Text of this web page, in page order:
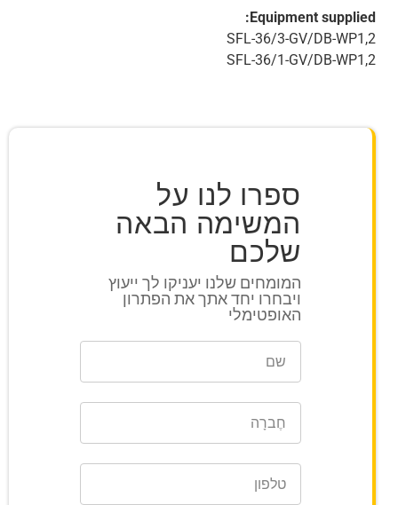
Equipment supplied:
SFL-36/3-GV/DB-WP1,2
SFL-36/1-GV/DB-WP1,2
ספרו לנו על
המשימה הבאה
שלכם
המומחים שלנו יעניקו לך ייעוץ
ויבחרו יחד אתך את הפתרון
האופטימלי